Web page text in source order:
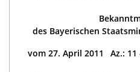
des Bayerischen
vom 27. April 2011 Az.: 11